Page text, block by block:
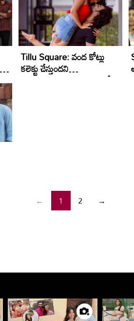
Tillu Square: వంద కోట్లు
కలెక్టు చేస్తుందని
అనుకుంటున్నాం: నిర్మాత వంశీ
← 1 2 →